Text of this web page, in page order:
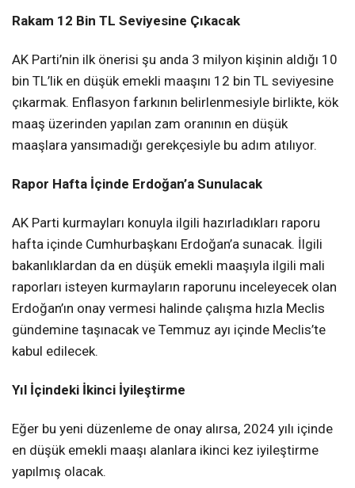
Rakam 12 Bin TL Seviyesine Çıkacak
AK Parti’nin ilk önerisi şu anda 3 milyon kişinin aldığı 10
bin TL’lik en düşük emekli maaşını 12 bin TL seviyesine
çıkarmak. Enflasyon farkının belirlenmesiyle birlikte, kök
maaş üzerinden yapılan zam oranının en düşük
maaşlara yansımadığı gerekçesiyle bu adım atılıyor.
Rapor Hafta İçinde Erdoğan’a Sunulacak
AK Parti kurmayları konuyla ilgili hazırladıkları raporu
hafta içinde Cumhurbaşkanı Erdoğan’a sunacak. İlgili
bakanlıklardan da en düşük emekli maaşıyla ilgili mali
raporları isteyen kurmayların raporunu inceleyecek olan
Erdoğan’ın onay vermesi halinde çalışma hızla Meclis
gündemine taşınacak ve Temmuz ayı içinde Meclis’te
kabul edilecek.
Yıl İçindeki İkinci İyileştirme
Eğer bu yeni düzenleme de onay alırsa, 2024 yılı içinde
en düşük emekli maaşı alanlara ikinci kez iyileştirme
yapılmış olacak.